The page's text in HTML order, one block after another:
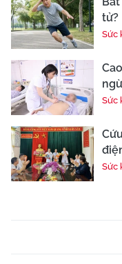
tử?
Sức
Sức
Sức